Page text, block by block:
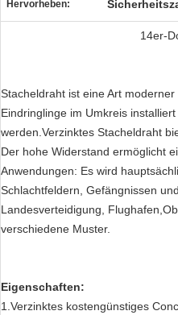
Hervorheben:
14er-
Stacheldraht ist eine Art
Eindringlinge im Umkreis
werden.Verzinktes Stacheldraht
Der hohe Widerstand ermöglicht
Anwendungen: Es wird
Schlachtfeldern, Gefängnissen
Landesverteidigung,
verschiedene Muster.
Eigenschaften:
1.Verzinktes kostengünstiges